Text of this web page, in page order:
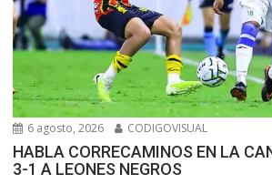
6 agosto, 2026 CODIGOVISUAL
HABLA CORRECAMINOS EN LA
3-1 A LEONES NEGROS